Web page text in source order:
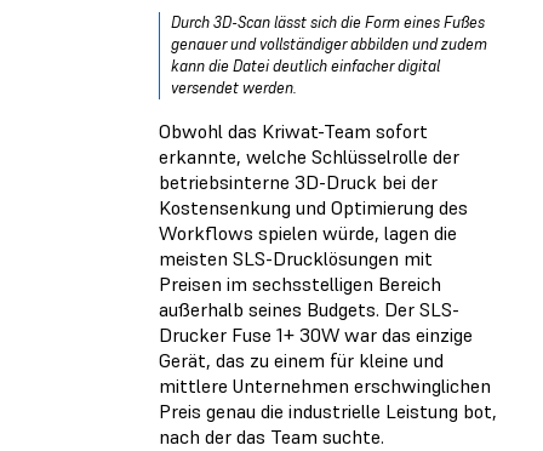
Durch 3D-Scan lässt sich die Form eines Fußes
genauer und vollständiger abbilden und zudem
kann die Datei deutlich einfacher digital
versendet werden.
Obwohl das Kriwat-Team sofort
erkannte, welche Schlüsselrolle der
betriebsinterne 3D-Druck bei der
Kostensenkung und Optimierung des
Workflows spielen würde, lagen die
meisten SLS-Drucklösungen mit
Preisen im sechsstelligen Bereich
außerhalb seines Budgets. Der SLS-
Drucker Fuse 1+ 30W war das einzige
Gerät, das zu einem für kleine und
mittlere Unternehmen erschwinglichen
Preis genau die industrielle Leistung bot,
nach der das Team suchte.